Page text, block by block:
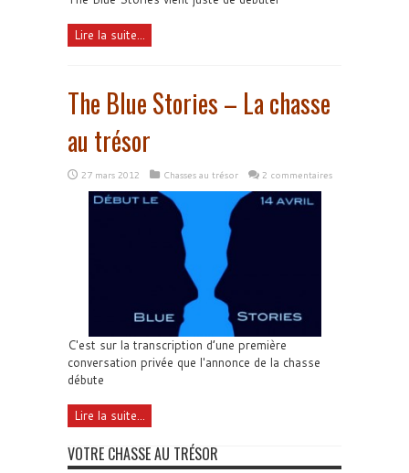
Lire la suite...
The Blue Stories – La chasse
au trésor
27 mars 2012 Chasses au trésor 2 commentaires
C'est sur la transcription d’une première
conversation privée que l'annonce de la chasse
débute
Lire la suite...
VOTRE CHASSE AU TRÉSOR